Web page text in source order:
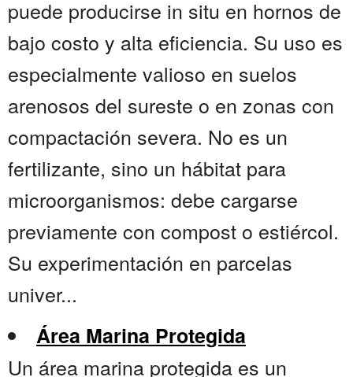
puede producirse in situ en hornos de
bajo costo y alta eficiencia. Su uso es
especialmente valioso en suelos
arenosos del sureste o en zonas con
compactación severa. No es un
fertilizante, sino un hábitat para
microorganismos: debe cargarse
previamente con compost o estiércol.
Su experimentación en parcelas
univer...
Área Marina Protegida
Un área marina protegida es un